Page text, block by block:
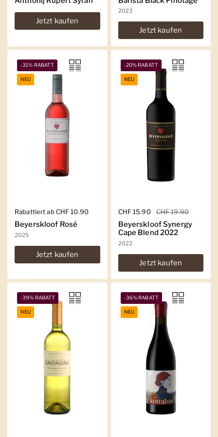
Jetzt kaufen
2023
Jetzt kaufen
Regulärer Preis
Rabattiert ab CHF 10.90
Beyerskloof Rosé
2025
Jetzt kaufen
-31% RABATT
NEU
Regulärer Preis
CHF 15.90 Sale-Preis
CHF 19.90
Beyerskloof Synergy
Cape Blend 2022
2022
Jetzt kaufen
-20% RABATT
NEU
-39% RABATT
NEU
-36% RABATT
NEU